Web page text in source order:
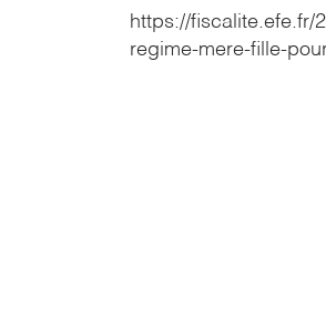
https://fiscalite.efe.fr/
regime-mere-fille-